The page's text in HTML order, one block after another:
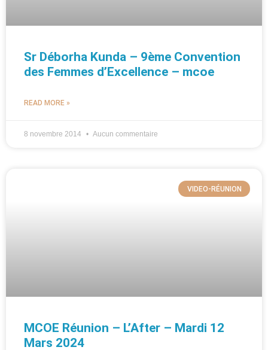
Sr Déborha Kunda – 9ème Convention
des Femmes d’Excellence – mcoe
READ MORE »
8 novembre 2014 Aucun commentaire
VIDEO-RÉUNION
MCOE Réunion – L’After – Mardi 12
Mars 2024